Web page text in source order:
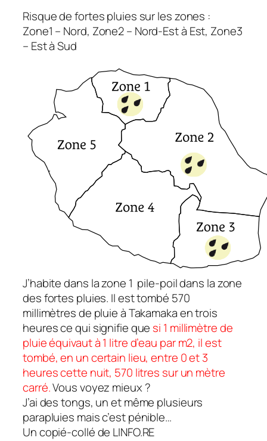
Risque de fortes pluies sur les zones :
Zone1 – Nord, Zone2 – Nord-Est à Est, Zone3
– Est à Sud
J’habite dans la zone 1 pile-poil dans la zone
des fortes pluies. Il est tombé 570
millimètres de pluie à Takamaka en trois
heures ce qui signifie que si 1 millimètrede
pluieéquivaut à 1 litred’eau par m2, il est
tombé, en un certain lieu, entre 0 et 3
heures cette nuit, 570 litres sur un mètre
carré.Vous voyez mieux ?
J’ai des tongs, un et même plusieurs
parapluies mais c’est pénible…
Un copié-collé de LINFO.RE